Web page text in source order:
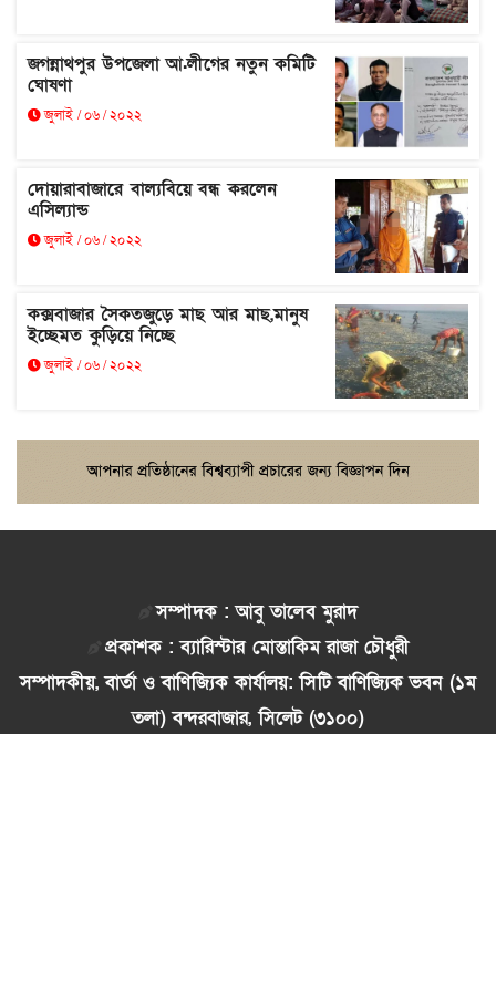
জগন্নাথপুর উপজেলা আ.লীগের নতুন কমিটি
ঘোষণা
জুলাই / ০৬ / ২০২২
দোয়ারাবাজারে বাল্যবিয়ে বন্ধ করলেন
এসিল্যান্ড
জুলাই / ০৬ / ২০২২
কক্সবাজার সৈকতজুড়ে মাছ আর মাছ,মানুষ
ইচ্ছেমত কুড়িয়ে নিচ্ছে
জুলাই / ০৬ / ২০২২
সম্পাদক : আবু তালেব মুরাদ
প্রকাশক : ব্যারিস্টার মোস্তাকিম রাজা চৌধুরী
সম্পাদকীয়, বার্তা ও বাণিজ্যিক কার্যালয়: সিটি বাণিজ্যিক ভবন (১ম
তলা) বন্দরবাজার, সিলেট (৩১০০)